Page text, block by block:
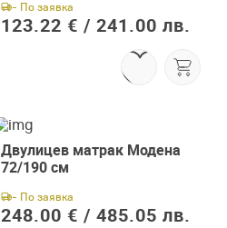
- По заявка
123.22 € / 241.00 лв.
Двулицев матрак Модена
72/190 см
- По заявка
248.00 € / 485.05 лв.